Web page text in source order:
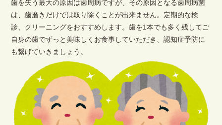
歯を失う最大の原因は歯周病ですが、その原因となる歯周病菌
は、歯磨きだけでは取り除くことが出来ません。定期的な検
診、クリーニングをおすすめします。歯を1本でも多く残してご
自身の歯でずっと美味しくお食事していただき、認知症予防に
も繋げていきましょう。